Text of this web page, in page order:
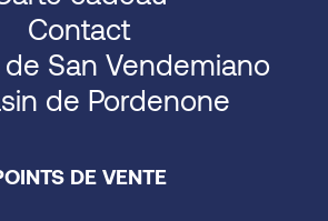
Contact
San Vendemiano
de Pordenone
DE VENTE